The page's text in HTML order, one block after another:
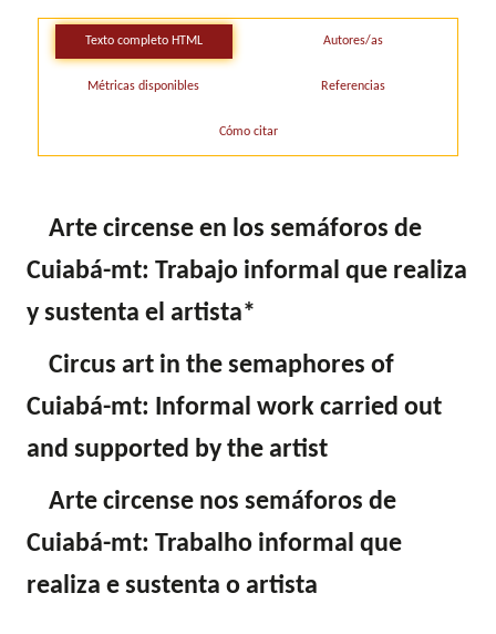
Texto completo HTML Autores/as
Métricas disponibles Referencias
Cómo citar
Arte circense en los semáforos de
Cuiabá-mt: Trabajo informal que realiza
y sustenta el artista*
Circus art in the semaphores of
Cuiabá-mt: Informal work carried out
and supported by the artist
Arte circense nos semáforos de
Cuiabá-mt: Trabalho informal que
realiza e sustenta o artista